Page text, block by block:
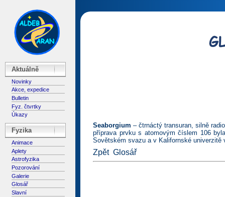
Aktuálně
Novinky
Akce, expedice
Bulletin
Fyz. čtvrtky
Úkazy
Fyzika
Animace
Aplety
Astrofyzika
Pozorování
Galerie
Glosář
Slavní
Seaborgium – čtrnáctý transuran, silně
příprava prvku s atomovým číslem 106
Sovětském svazu a v Kalifornské univerzitě
Zpět Glosář